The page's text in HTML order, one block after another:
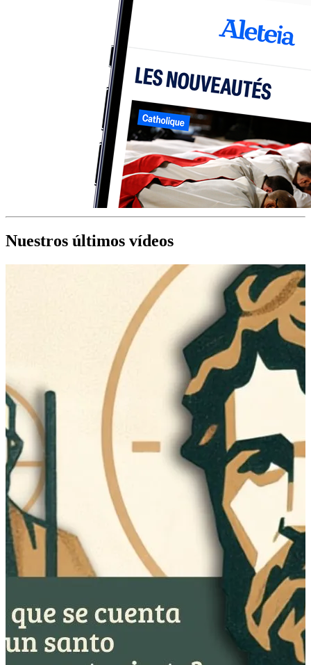
Nuestros últimos vídeos